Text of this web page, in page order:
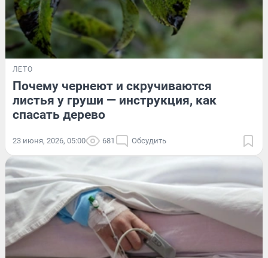
ЛЕТО
Почему чернеют и скручиваются
листья у груши — инструкция, как
спасать дерево
23 июня, 2026, 05:00 681 Обсудить